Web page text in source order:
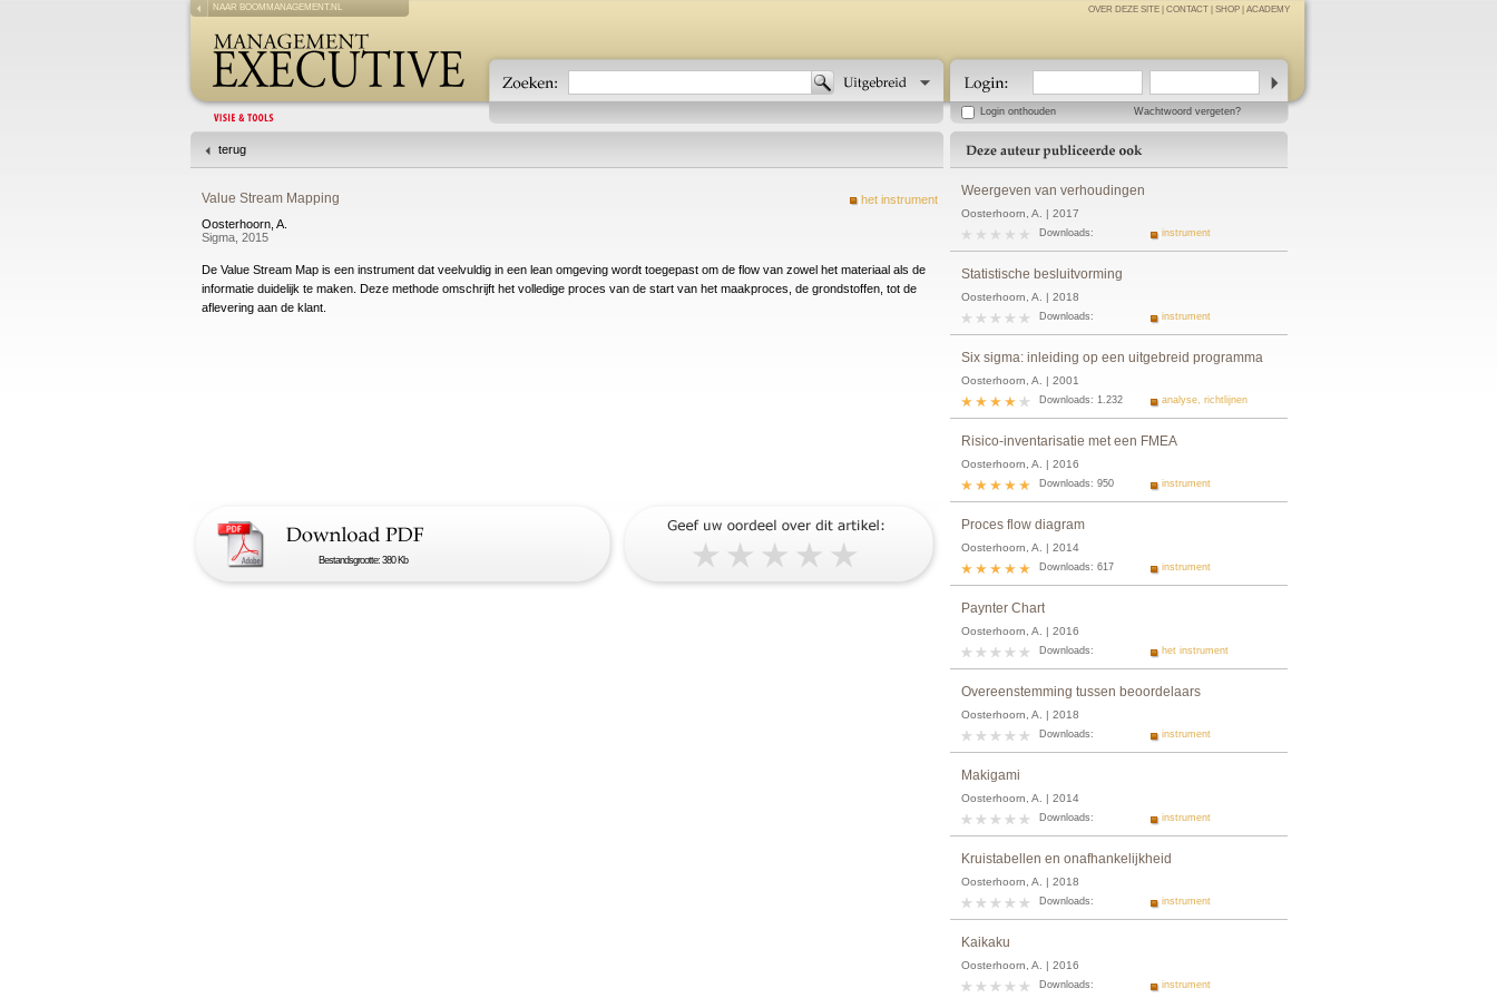
NAAR BOOMMANAGEMENT.NL OVER DEZE SITE CONTACT SHOP ACADEMY
Login onthouden Wachtwoord vergeten?
terug
het instrument
Value Stream Mapping
Oosterhoorn, A.
Sigma, 2015
De Value Stream Map is een instrument dat veelvuldig in een lean omgeving wordt toegepast om de flow van zowel het materiaal als de
informatie duidelijk te maken. Deze methode omschrijft het volledige proces van de start van het maakproces, de grondstoffen, tot de
aflevering aan de klant.
Bestandsgrootte: 380 Kb
Weergeven van verhoudingen
Oosterhoorn, A. | 2017
Downloads: instrument
Statistische besluitvorming
Oosterhoorn, A. | 2018
Downloads: instrument
Six sigma: inleiding op een uitgebreid programma
Oosterhoorn, A. | 2001
Downloads: 1.232 analyse, richtlijnen
Risico-inventarisatie met een FMEA
Oosterhoorn, A. | 2016
Downloads: 950 instrument
Proces flow diagram
Oosterhoorn, A. | 2014
Downloads: 617 instrument
Paynter Chart
Oosterhoorn, A. | 2016
Downloads: het instrument
Overeenstemming tussen beoordelaars
Oosterhoorn, A. | 2018
Downloads: instrument
Makigami
Oosterhoorn, A. | 2014
Downloads: instrument
Kruistabellen en onafhankelijkheid
Oosterhoorn, A. | 2018
Downloads: instrument
Kaikaku
Oosterhoorn, A. | 2016
Downloads: instrument